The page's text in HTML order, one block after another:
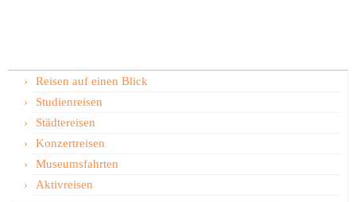
Reisen auf einen Blick
Studienreisen
Städtereisen
Konzertreisen
Museumsfahrten
Aktivreisen